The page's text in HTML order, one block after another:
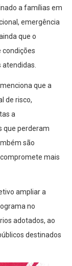
a famílias em
emergência
que o
condições
atendidas.
que a
de risco,
a
que perderam
são
mais
ampliar a
no
adotados, ao
destinados